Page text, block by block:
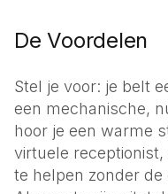
De Voordelen
Stel je voor: je belt
een mechanische,
hoor je een warme
virtuele
te helpen zonder